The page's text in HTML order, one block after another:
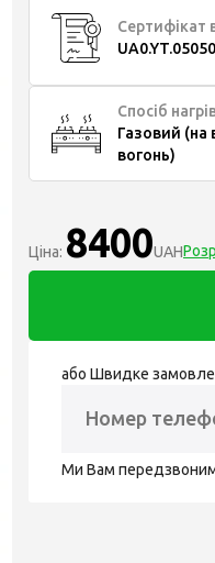
Сертифікат
Спосіб
Газовий (на
вогонь)
Ціна: 8400UAH
або Швидке
Ми Вам